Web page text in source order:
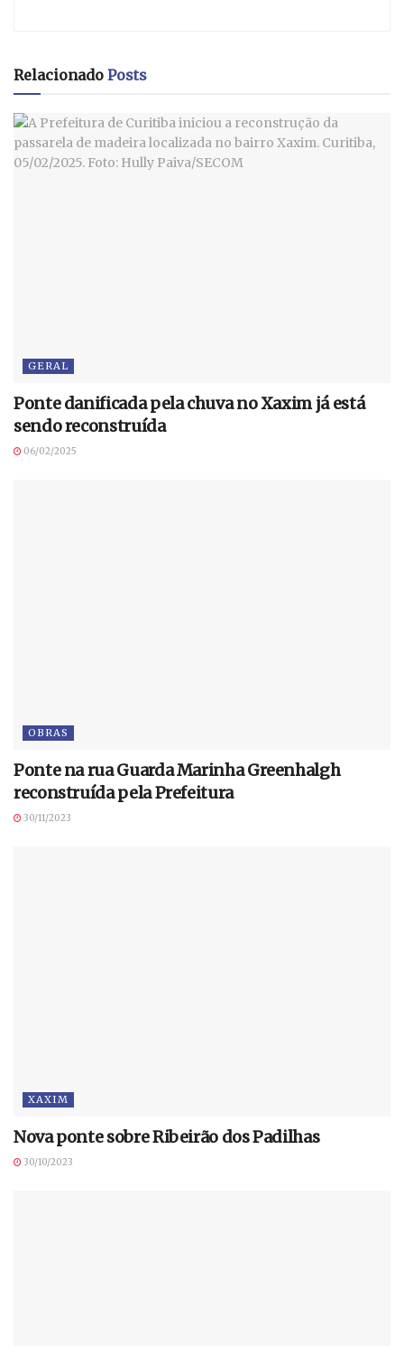
Relacionado Posts
GERAL
Ponte danificada pela chuva no Xaxim já está
sendo reconstruída
06/02/2025
OBRAS
Ponte na rua Guarda Marinha Greenhalgh
reconstruída pela Prefeitura
30/11/2023
XAXIM
Nova ponte sobre Ribeirão dos Padilhas
30/10/2023